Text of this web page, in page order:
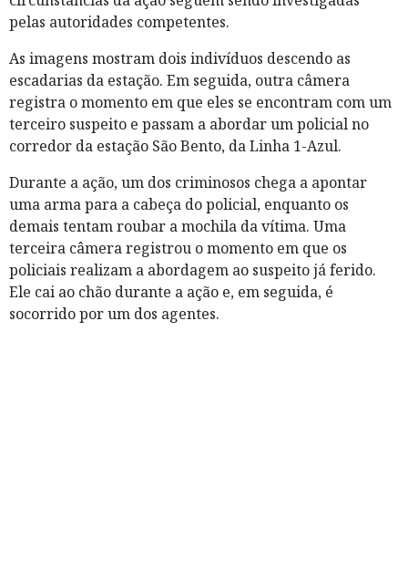
pelas autoridades competentes.
As imagens mostram dois indivíduos descendo as
escadarias da estação. Em seguida, outra câmera
registra o momento em que eles se encontram com um
terceiro suspeito e passam a abordar um policial no
corredor da estação São Bento, da Linha 1-Azul.
Durante a ação, um dos criminosos chega a apontar
uma arma para a cabeça do policial, enquanto os
demais tentam roubar a mochila da vítima. Uma
terceira câmera registrou o momento em que os
policiais realizam a abordagem ao suspeito já ferido.
Ele cai ao chão durante a ação e, em seguida, é
socorrido por um dos agentes.